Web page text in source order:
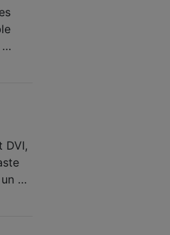
…
DVI,
…